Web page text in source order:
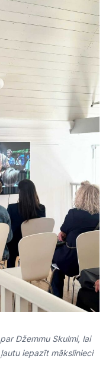
Džemmu Skulmi, lai
iepazīt mākslinieci